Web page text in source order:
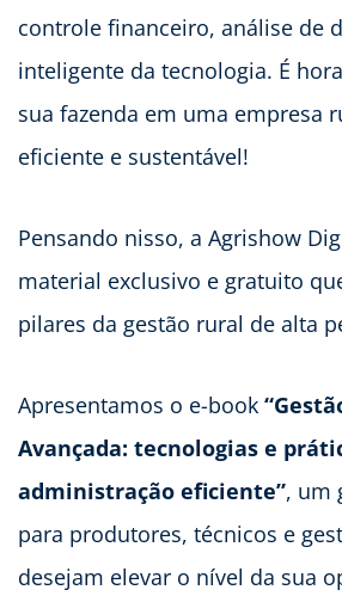
controle financeiro, análise de
inteligente da tecnologia. É
sua fazenda em uma empresa
eficiente e sustentável!
Pensando nisso, a Agrishow
material exclusivo e gratuito
pilares da gestão rural de alta
Apresentamos o e-book
Avançada: tecnologias e
administração eficiente”, um
para produtores, técnicos e
desejam elevar o nível da sua